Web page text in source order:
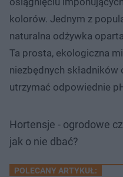
kolorów. Jednym z
naturalna odżywka
Ta prosta, ekologiczna
niezbędnych
utrzymać odpowiednie
Hortensje - ogrodowe
jak o nie dbać?
POLECANY ARTYKUŁ: